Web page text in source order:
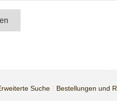
Suche Bestellungen und